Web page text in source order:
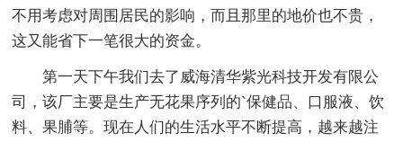
不用考虑对周围居民的影响，而且那里的地价也不贵，
这又能省下一笔很大的资金。
第一天下午我们去了威海清华紫光科技开发有限公
司，该厂主要是生产无花果序列的`保健品、口服液、饮
料、果脯等。现在人们的生活水平不断提高，越来越注